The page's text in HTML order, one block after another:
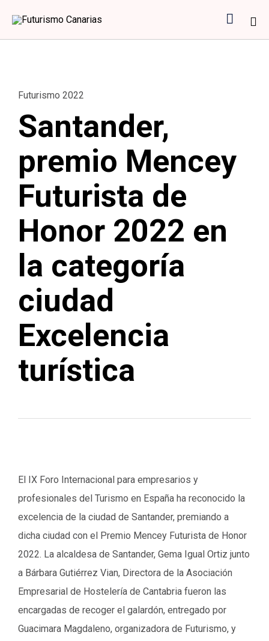

Santander,
premio Mencey
Futurista de
Honor 2022 en
la categoría
ciudad
Excelencia
turística
Category
Futurismo 2022
El IX Foro Internacional para empresarios y
profesionales del Turismo en España ha reconocido la
excelencia de la ciudad de Santander, premiando a
dicha ciudad con el Premio Mencey Futurista de Honor
2022. La alcaldesa de Santander, Gema Igual Ortiz junto
a Bárbara Gutiérrez Vian, Directora de la Asociación
Empresarial de Hostelería de Cantabria fueron las
encargadas de recoger el galardón, entregado por
Guacimara Magdaleno, organizadora de Futurismo, y